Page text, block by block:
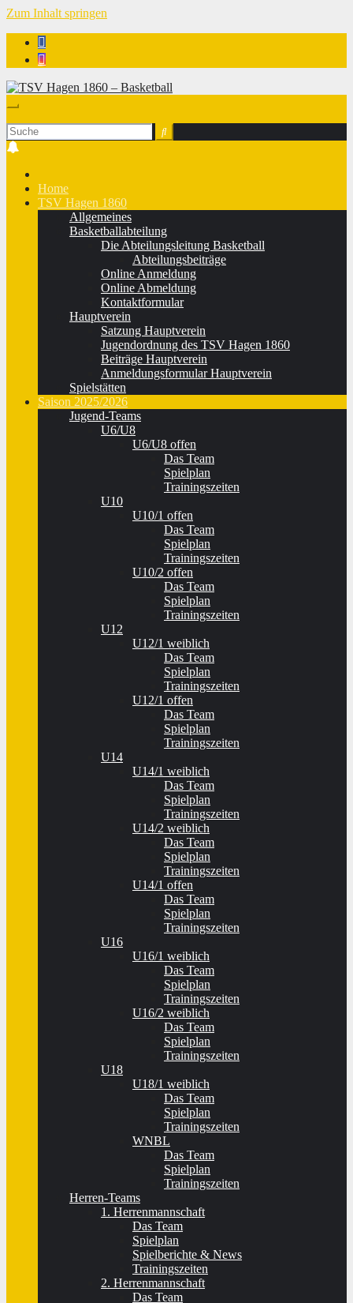
Zum Inhalt springen
Home
TSV Hagen 1860
Allgemeines
Basketballabteilung
Die Abteilungsleitung Basketball
Abteilungsbeiträge
Online Anmeldung
Online Abmeldung
Kontaktformular
Hauptverein
Satzung Hauptverein
Jugendordnung des TSV Hagen 1860
Beiträge Hauptverein
Anmeldungsformular Hauptverein
Spielstätten
Saison 2025/2026
Jugend-Teams
U6/U8
U6/U8 offen
Das Team
Spielplan
Trainingszeiten
U10
U10/1 offen
Das Team
Spielplan
Trainingszeiten
U10/2 offen
Das Team
Spielplan
Trainingszeiten
U12
U12/1 weiblich
Das Team
Spielplan
Trainingszeiten
U12/1 offen
Das Team
Spielplan
Trainingszeiten
U14
U14/1 weiblich
Das Team
Spielplan
Trainingszeiten
U14/2 weiblich
Das Team
Spielplan
Trainingszeiten
U14/1 offen
Das Team
Spielplan
Trainingszeiten
U16
U16/1 weiblich
Das Team
Spielplan
Trainingszeiten
U16/2 weiblich
Das Team
Spielplan
Trainingszeiten
U18
U18/1 weiblich
Das Team
Spielplan
Trainingszeiten
WNBL
Das Team
Spielplan
Trainingszeiten
Herren-Teams
1. Herrenmannschaft
Das Team
Spielplan
Spielberichte & News
Trainingszeiten
2. Herrenmannschaft
Das Team